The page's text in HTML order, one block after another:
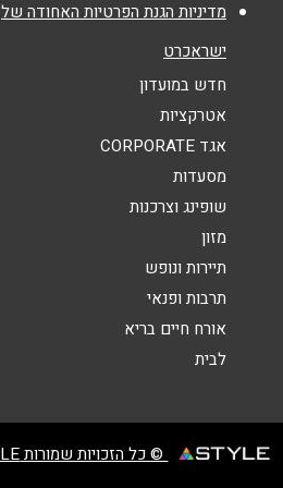
אנא חזרו אלי בקשר ל...
הודעה
מדיניות הגנת הפרטיות האחודה של
ישראכרט
חדש במועדון
אטרקציות
אגד CORPORATE
מסעדות
שופינג וצרכנות
מזון
תיירות ונופש
תרבות ופנאי
אורח חיים בריא
לבית
© כל הזכויות שמורות STYLE ניהול מועדוני לקוחות